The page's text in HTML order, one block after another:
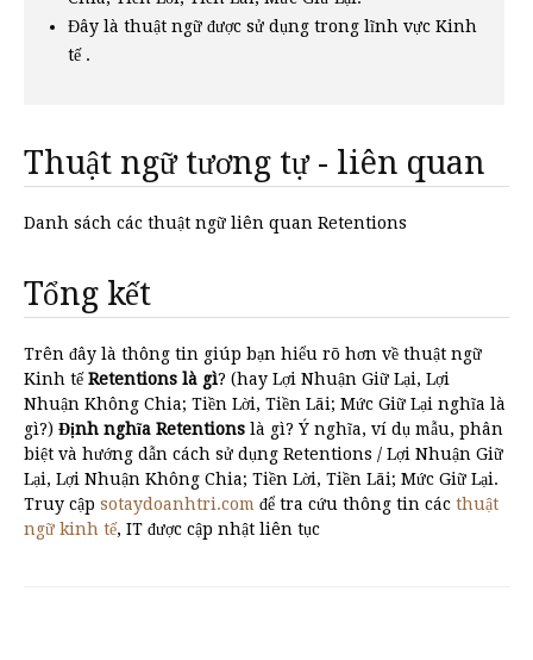
Đây là thuật ngữ được sử dụng trong lĩnh vực Kinh
tế .
Thuật ngữ tương tự - liên quan
Danh sách các thuật ngữ liên quan Retentions
Tổng kết
Trên đây là thông tin giúp bạn hiểu rõ hơn về thuật ngữ
Kinh tếRetentions là gì? (hay Lợi Nhuận Giữ Lại, Lợi
Nhuận Không Chia; Tiền Lời, Tiền Lãi; Mức Giữ Lại nghĩa là
gì?) Định nghĩa Retentions là gì? Ý nghĩa, ví dụ mẫu, phân
biệt và hướng dẫn cách sử dụng Retentions / Lợi Nhuận Giữ
Lại, Lợi Nhuận Không Chia; Tiền Lời, Tiền Lãi; Mức Giữ Lại.
Truy cập sotaydoanhtri.com để tra cứu thông tin các thuật
ngữ kinh tế, IT được cập nhật liên tục